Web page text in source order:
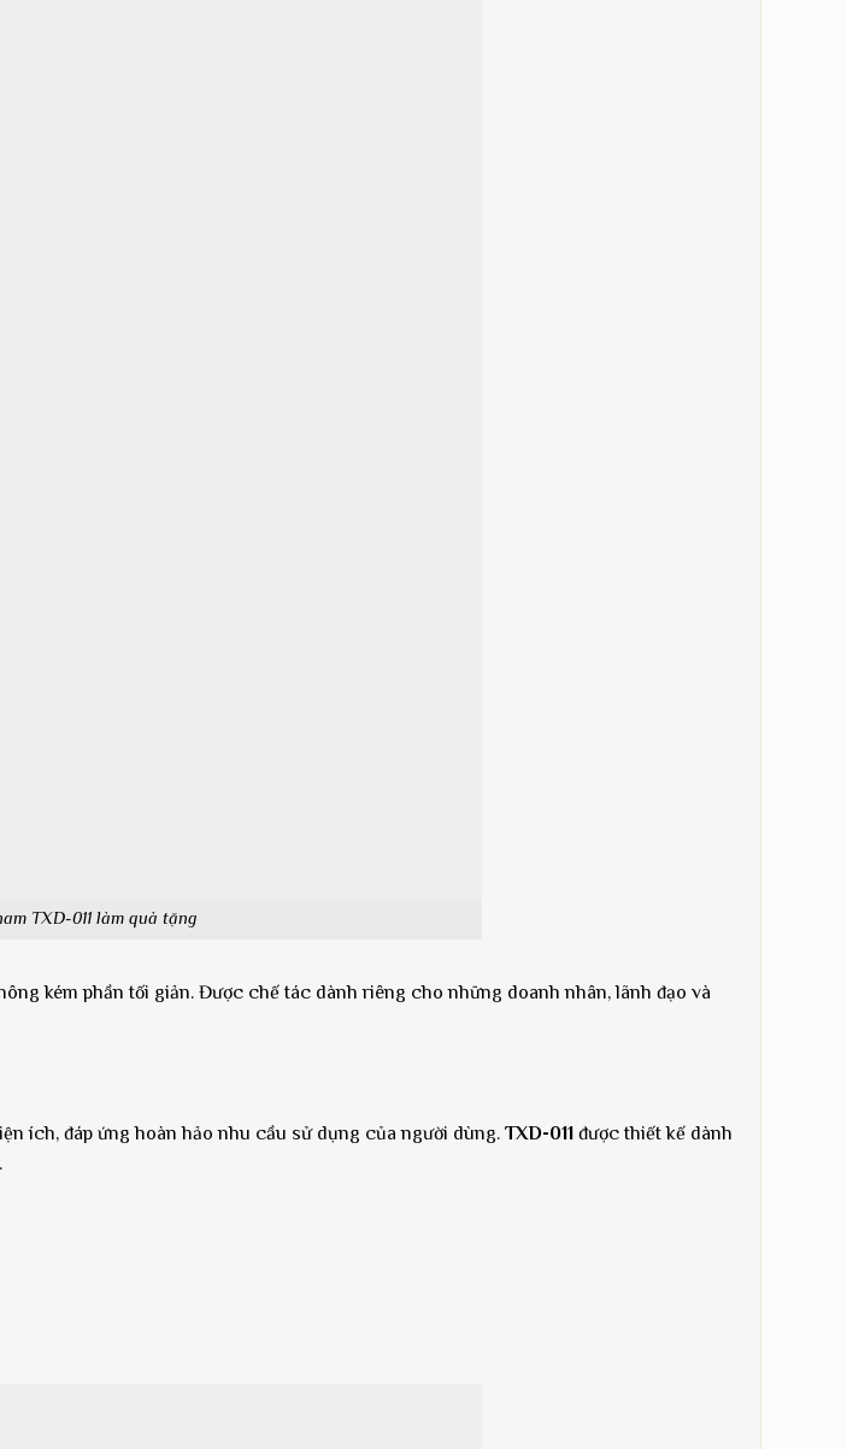
TXD-011 làm quà tặng
kém phần tối giản. Được chế tác dành riêng cho những doanh nhân, lãnh đạo và
ích, đáp ứng hoàn hảo nhu cầu sử dụng của người dùng. TXD-011được thiết kế dành